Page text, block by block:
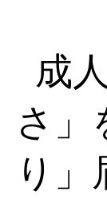
成
さ」
り